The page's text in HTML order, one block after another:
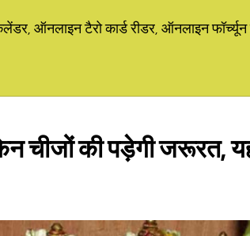
ऑनलाइन टैरो कार्ड रीडर, ऑनलाइन
चीजों की पड़ेगी जरूरत,